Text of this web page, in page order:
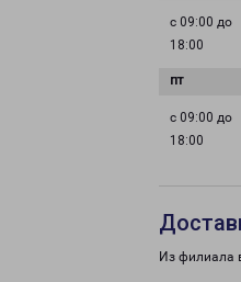
с 09:00 до
18:00
с 09:00 до
18:00
Из филиала